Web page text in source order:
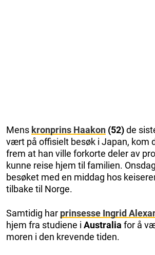
Mens kronprins Haakon (52)de
vært på offisielt besøk i Japan, kom
frem at han ville forkorte deler av
kunne reise hjem til familien.
besøket med en middag hos
tilbake til Norge.
Samtidig har prinsesse Ingrid
hjem fra studiene i Australia for å
moren i den krevende tiden.